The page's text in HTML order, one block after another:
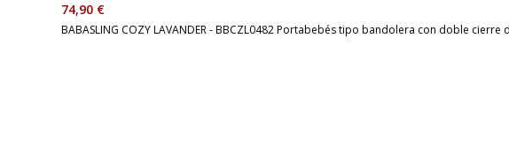
74,90 €
BABASLING COZY LAVANDER - BBCZL0482 Portabebés tipo bandolera con doble cierre